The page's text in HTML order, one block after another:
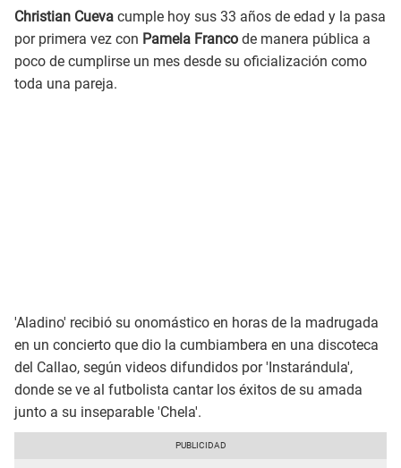
Christian Cueva cumple hoy sus 33 años de edad y la pasa
por primera vez con Pamela Franco de manera pública a
poco de cumplirse un mes desde su oficialización como
toda una pareja.
'Aladino' recibió su onomástico en horas de la madrugada
en un concierto que dio la cumbiambera en una discoteca
del Callao, según videos difundidos por 'Instarándula',
donde se ve al futbolista cantar los éxitos de su amada
junto a su inseparable 'Chela'.